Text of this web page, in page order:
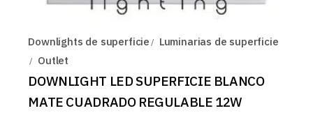
Downlights de superficie
Luminarias de superficie
Outlet
DOWNLIGHT LED SUPERFICIE BLANCO
MATE CUADRADO REGULABLE 12W